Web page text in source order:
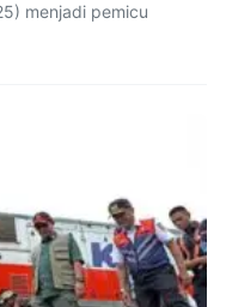
menjadi pemicu